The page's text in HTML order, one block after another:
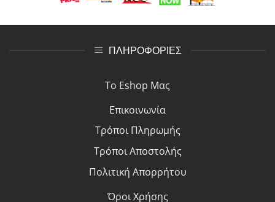
ΠΛΗΡΟΦΟΡΙΕΣ
Το Eshop Μας
Επικοινωνία
Τρόποι Πληρωμής
Τρόποι Αποστολής
Πολιτική Απορρήτου
Όροι Χρήσης